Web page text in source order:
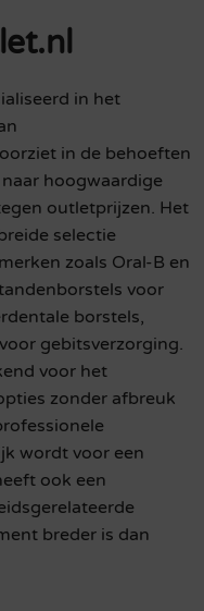
in het
in de behoeften
hoogwaardige
outletprijzen. Het
selectie
zoals Oral-B en
voor
borstels,
gebitsverzorging.
voor het
zonder afbreuk
wordt voor een
ook een
breder is dan